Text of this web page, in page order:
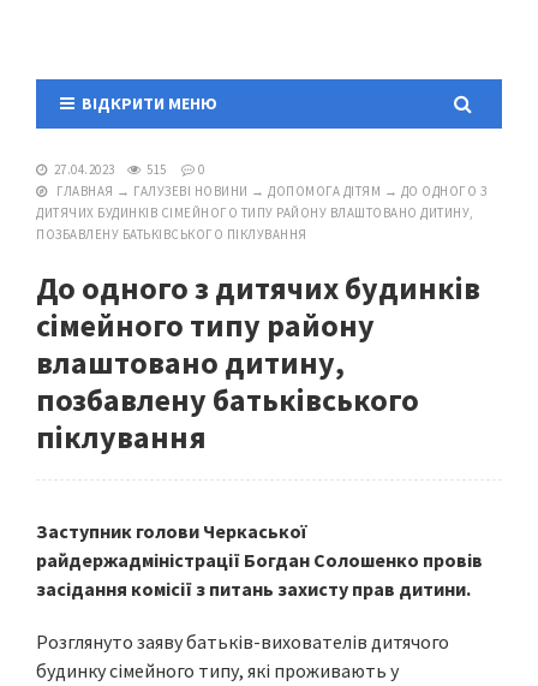
ВІДКРИТИ МЕНЮ
27.04.2023 515
0
ГЛАВНАЯ → ГАЛУЗЕВІ НОВИНИ → ДОПОМОГА ДІТЯМ → ДО ОДНОГО З
ДИТЯЧИХ БУДИНКІВ СІМЕЙНОГО ТИПУ РАЙОНУ ВЛАШТОВАНО ДИТИНУ,
ПОЗБАВЛЕНУ БАТЬКІВСЬКОГО ПІКЛУВАННЯ
До одного з дитячих будинків
сімейного типу району
влаштовано дитину,
позбавлену батьківського
піклування
Заступник голови Черкаської
райдержадміністрації Богдан Солошенко провів
засідання комісії з питань захисту прав дитини.
Розглянуто заяву батьків-вихователів дитячого
будинку сімейного типу, які проживають у